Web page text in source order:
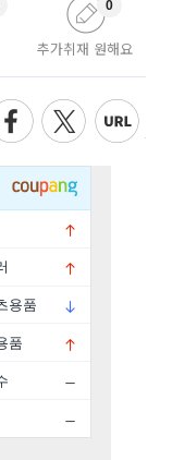
추가취재 원해요
0